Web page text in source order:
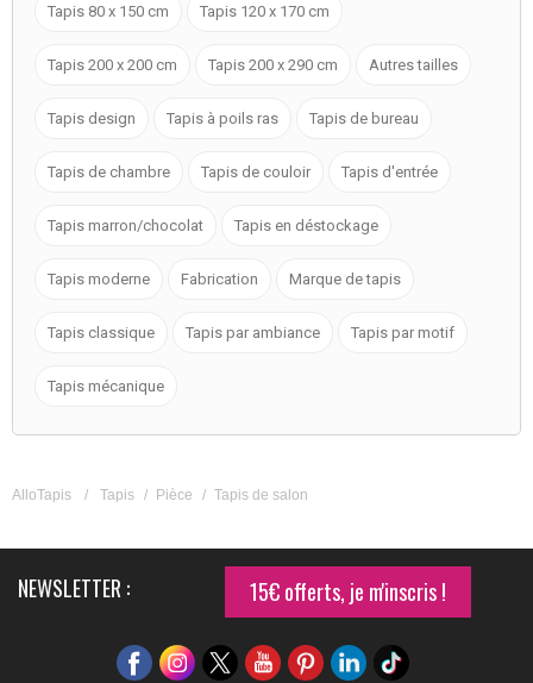
Tapis 80 x 150 cm Tapis 120 x 170 cm
Tapis 200 x 200 cm Tapis 200 x 290 cm Autres tailles
Tapis design Tapis à poils ras Tapis de bureau
Tapis de chambre Tapis de couloir Tapis d'entrée
Tapis marron/chocolat Tapis en déstockage
Tapis moderne Fabrication Marque de tapis
Tapis classique Tapis par ambiance Tapis par motif
Tapis mécanique
AlloTapis / Tapis / Pièce / Tapis de salon
NEWSLETTER : 15€ offerts, je m'inscris !